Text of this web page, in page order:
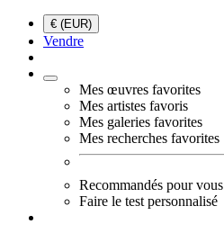
€ (EUR)
Vendre
Mes œuvres favorites
Mes artistes favoris
Mes galeries favorites
Mes recherches favorites
Recommandés pour vous
Faire le test personnalisé